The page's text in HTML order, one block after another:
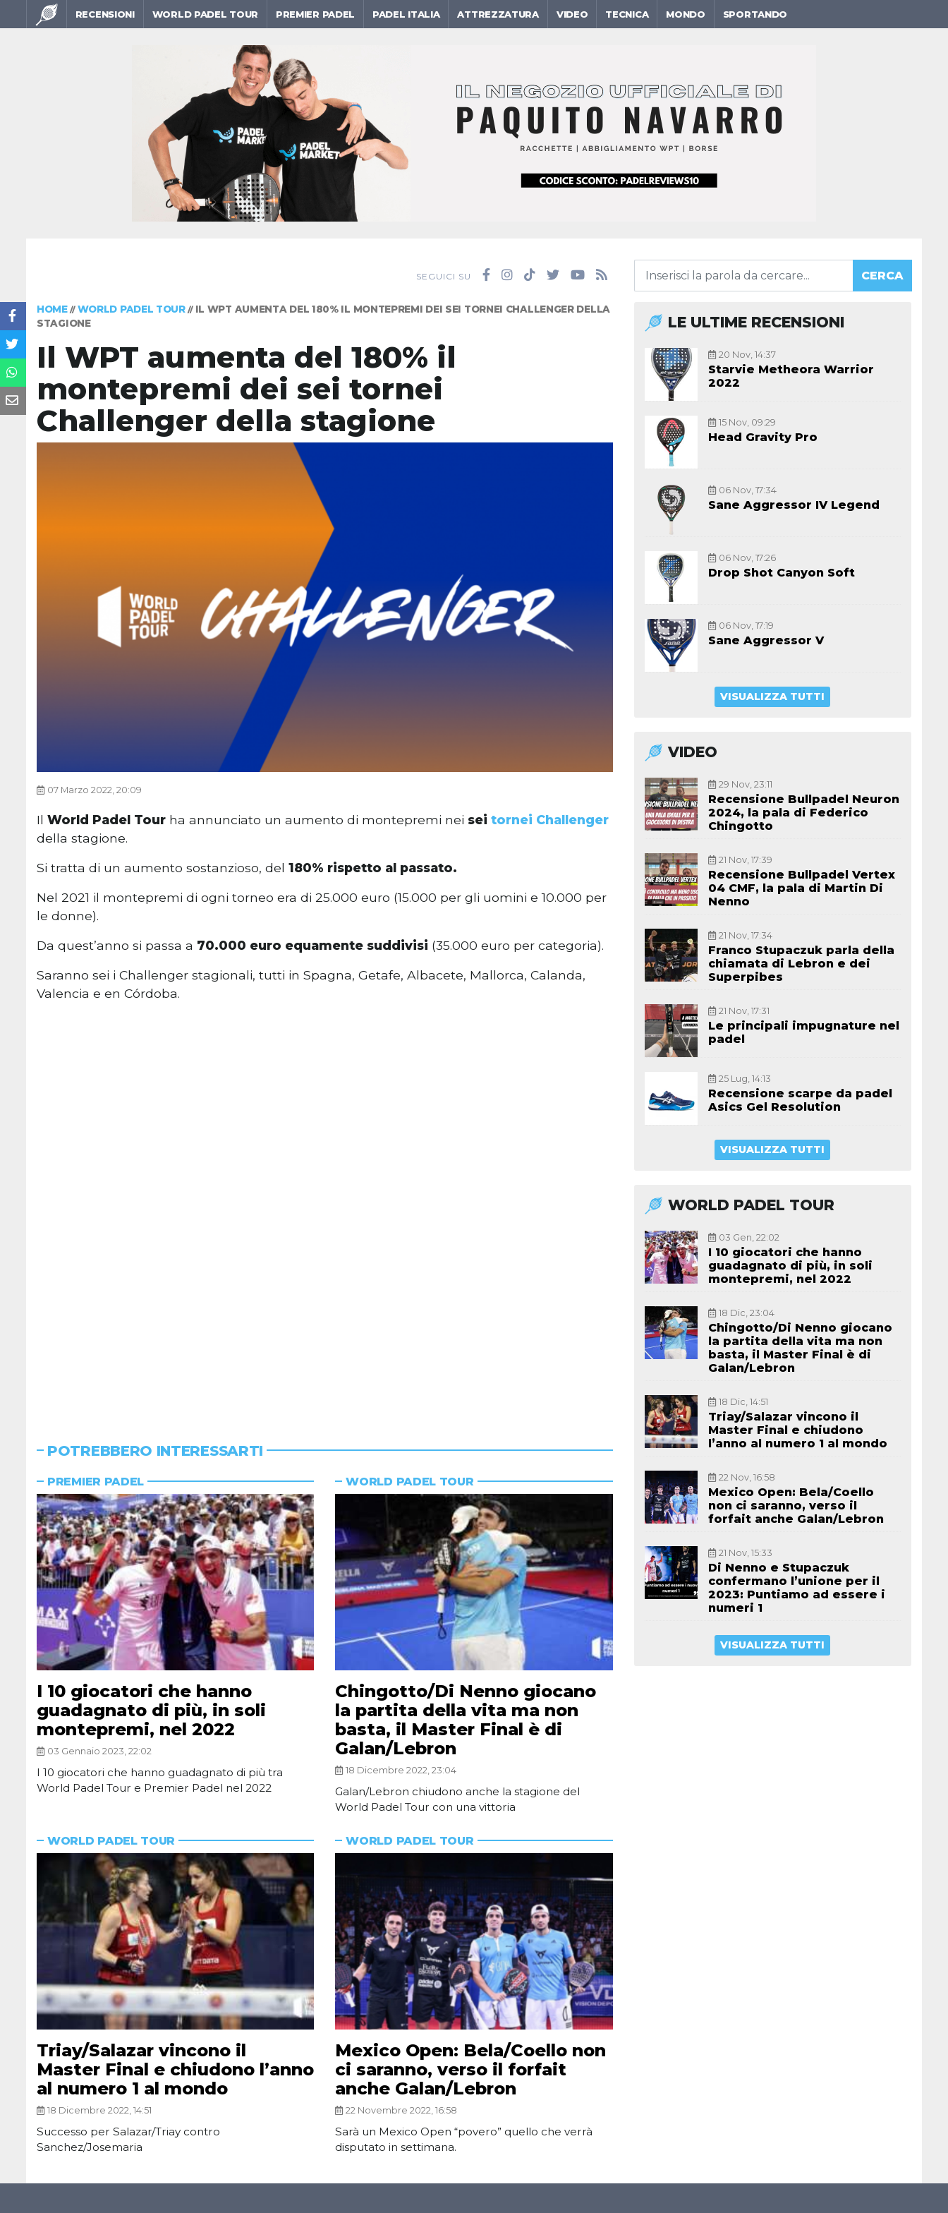
RECENSIONI WORLD PADEL TOUR PREMIER PADEL PADEL ITALIA ATTREZZATURA VIDEO TECNICA MONDO SPORTANDO
SEGUICI SU CERCA
HOME// WORLD PADEL TOUR// IL WPT AUMENTA DEL 180% IL MONTEPREMI DEI SEI TORNEI CHALLENGER DELLA
STAGIONE
Il WPT aumenta del 180% il
montepremi dei sei tornei
Challenger della stagione
07 Marzo 2022, 20:09
Il World Padel Tour ha annunciato un aumento di montepremi nei sei tornei Challenger
della stagione.
Si tratta di un aumento sostanzioso, del 180% rispetto al passato.
Nel 2021 il montepremi di ogni torneo era di 25.000 euro (15.000 per gli uomini e 10.000 per
le donne).
Da quest’anno si passa a 70.000 euro equamente suddivisi (35.000 euro per categoria).
Saranno sei i Challenger stagionali, tutti in Spagna, Getafe, Albacete, Mallorca, Calanda,
Valencia e en Córdoba.
POTREBBERO INTERESSARTI
PREMIER PADEL
I 10 giocatori che hanno
guadagnato di più, in soli
montepremi, nel 2022
03 Gennaio 2023, 22:02
I 10 giocatori che hanno guadagnato di più tra
World Padel Tour e Premier Padel nel 2022
WORLD PADEL TOUR
Chingotto/Di Nenno giocano
la partita della vita ma non
basta, il Master Final è di
Galan/Lebron
18 Dicembre 2022, 23:04
Galan/Lebron chiudono anche la stagione del
World Padel Tour con una vittoria
WORLD PADEL TOUR
Triay/Salazar vincono il
Master Final e chiudono l’anno
al numero 1 al mondo
18 Dicembre 2022, 14:51
Successo per Salazar/Triay contro
Sanchez/Josemaria
WORLD PADEL TOUR
Mexico Open: Bela/Coello non
ci saranno, verso il forfait
anche Galan/Lebron
22 Novembre 2022, 16:58
Sarà un Mexico Open “povero” quello che verrà
disputato in settimana.
LE ULTIME RECENSIONI
20 Nov, 14:37
Starvie Metheora Warrior
2022
15 Nov, 09:29
Head Gravity Pro
06 Nov, 17:34
Sane Aggressor IV Legend
06 Nov, 17:26
Drop Shot Canyon Soft
06 Nov, 17:19
Sane Aggressor V
VISUALIZZA TUTTI
VIDEO
29 Nov, 23:11
Recensione Bullpadel Neuron
2024, la pala di Federico
Chingotto
21 Nov, 17:39
Recensione Bullpadel Vertex
04 CMF, la pala di Martin Di
Nenno
21 Nov, 17:34
Franco Stupaczuk parla della
chiamata di Lebron e dei
Superpibes
21 Nov, 17:31
Le principali impugnature nel
padel
25 Lug, 14:13
Recensione scarpe da padel
Asics Gel Resolution
VISUALIZZA TUTTI
WORLD PADEL TOUR
03 Gen, 22:02
I 10 giocatori che hanno
guadagnato di più, in soli
montepremi, nel 2022
18 Dic, 23:04
Chingotto/Di Nenno giocano
la partita della vita ma non
basta, il Master Final è di
Galan/Lebron
18 Dic, 14:51
Triay/Salazar vincono il
Master Final e chiudono
l’anno al numero 1 al mondo
22 Nov, 16:58
Mexico Open: Bela/Coello
non ci saranno, verso il
forfait anche Galan/Lebron
21 Nov, 15:33
Di Nenno e Stupaczuk
confermano l’unione per il
2023: Puntiamo ad essere i
numeri 1
VISUALIZZA TUTTI